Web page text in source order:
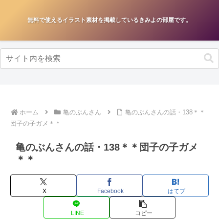
無料で使えるイラスト素材を掲載しているきみよの部屋です。
ホーム 亀のぶんさん
亀のぶんさんの話・138＊＊
団子の子ガメ＊＊
亀のぶんさんの話・138＊＊団子の子ガメ
＊＊
X Facebook はてブ
LINE コピー